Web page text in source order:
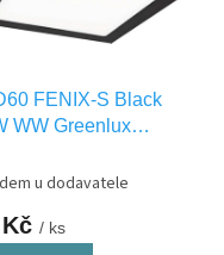
FENIX-S Black
WW Greenlux
u dodavatele
/ ks